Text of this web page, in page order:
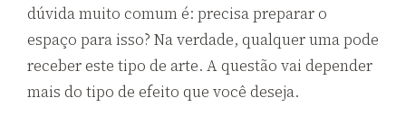
dúvida muito comum é: precisa preparar o
espaço para isso? Na verdade, qualquer uma pode
receber este tipo de arte. A questão vai depender
mais do tipo de efeito que você deseja.